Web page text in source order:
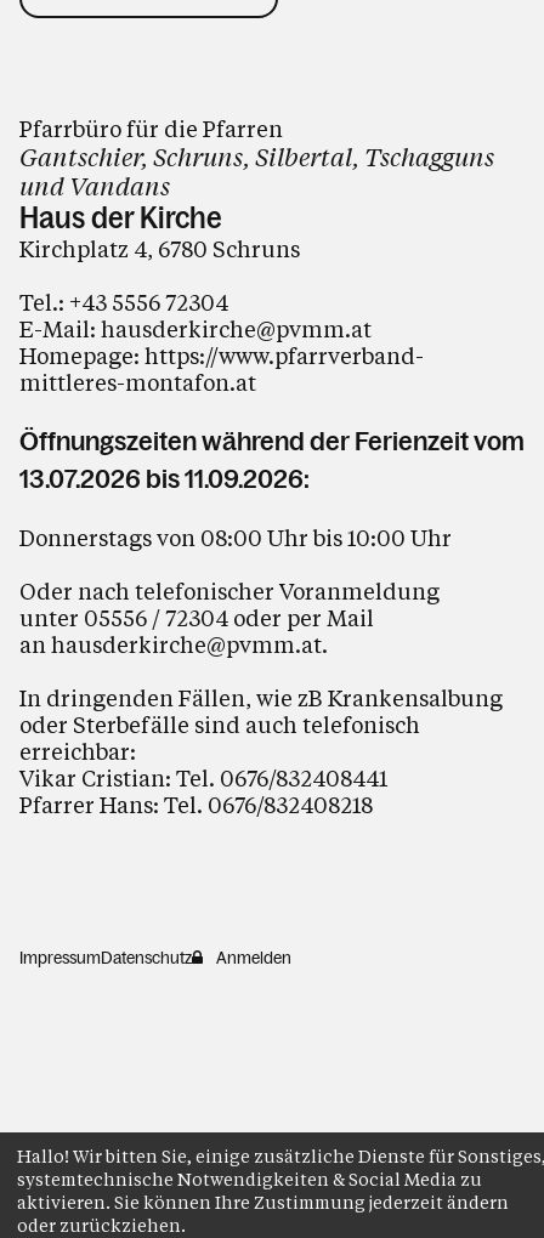
Pfarrbüro für die Pfarren
Gantschier, Schruns, Silbertal, Tschagguns
und Vandans
Haus der Kirche
Kirchplatz 4, 6780 Schruns
Tel.: +43 5556 72304
E-Mail: hausderkirche@pvmm.at
Homepage: https://www.pfarrverband-
mittleres-montafon.at
Öffnungszeiten während der Ferienzeit vom
13.07.2026 bis 11.09.2026:
Donnerstags von 08:00 Uhr bis 10:00 Uhr
Oder nach telefonischer Voranmeldung
unter 05556 / 72304 oder per Mail
anhausderkirche@pvmm.at.
In dringenden Fällen, wie zB Krankensalbung
oder Sterbefälle sind auch telefonisch
erreichbar:
Vikar Cristian: Tel. 0676/832408441
Pfarrer Hans: Tel. 0676/832408218
ImpressumDatenschutz Anmelden
Hallo! Wir bitten Sie, einige zusätzliche Dienste für
systemtechnische Notwendigkeiten & Social Media zu
aktivieren. Sie können Ihre Zustimmung jederzeit ändern
oder zurückziehen.